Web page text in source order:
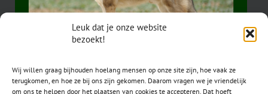
Leuk dat je onze website
bezoekt!
Wij willen graag bijhouden hoelang mensen op onze site zijn, hoe vaak ze
terugkomen, en hoe ze bij ons zijn gekomen. Daarom vragen we je vriendelijk
om ons te helpen door het plaatsen van cookies te accepteren. Dat hoeft